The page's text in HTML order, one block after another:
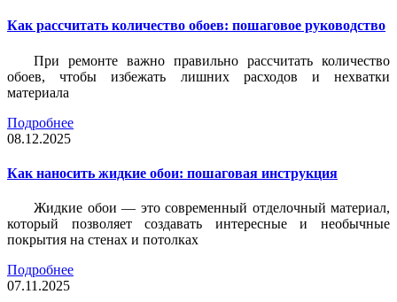
Как рассчитать количество обоев: пошаговое руководство
При ремонте важно правильно рассчитать количество
обоев, чтобы избежать лишних расходов и нехватки
материала
Подробнее
08.12.2025
Как наносить жидкие обои: пошаговая инструкция
Жидкие обои — это современный отделочный материал,
который позволяет создавать интересные и необычные
покрытия на стенах и потолках
Подробнее
07.11.2025